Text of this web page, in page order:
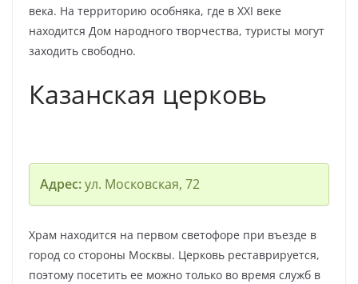
века. На территорию особняка, где в XXI веке
находится Дом народного творчества, туристы могут
заходить свободно.
Казанская церковь
Адрес:ул. Московская, 72
Храм находится на первом светофоре при въезде в
город со стороны Москвы. Церковь реставрируется,
поэтому посетить ее можно только во время служб в